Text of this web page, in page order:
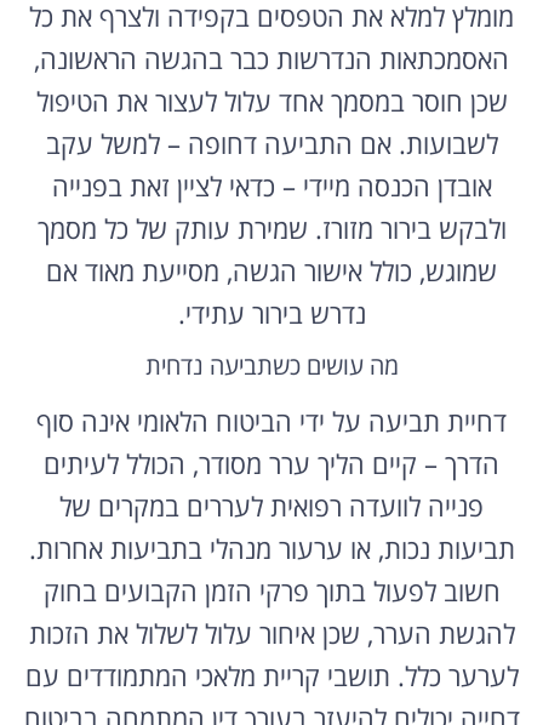
האסמכתאות הנדרשות כבר בהגשה הראשונה,
שכן חוסר במסמך אחד עלול לעצור את הטיפול
לשבועות. אם התביעה דחופה – למשל עקב
אובדן הכנסה מיידי – כדאי לציין זאת בפנייה
ולבקש בירור מזורז. שמירת עותק של כל מסמך
שמוגש, כולל אישור הגשה, מסייעת מאוד אם
נדרש בירור עתידי.
דחיית תביעה על ידי הביטוח הלאומי אינה סוף
הדרך – קיים הליך ערר מסודר, הכולל לעיתים
פנייה לוועדה רפואית לעררים במקרים של
תביעות נכות, או ערעור מנהלי בתביעות אחרות.
חשוב לפעול בתוך פרקי הזמן הקבועים בחוק
להגשת הערר, שכן איחור עלול לשלול את הזכות
לערער כלל. תושבי קריית מלאכי המתמודדים עם
דחייה יכולים להיעזר בעורך דין המתמחה בביטוח